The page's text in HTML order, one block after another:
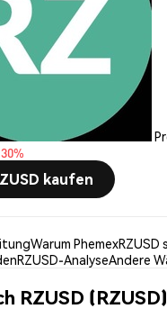
kaufen
Warum PhemexRZUSD
RZUSD-AnalyseAndere
RZUSD